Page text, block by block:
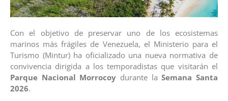
Con el objetivo de preservar uno de los ecosistemas
marinos más frágiles de Venezuela, el Ministerio para el
Turismo (Mintur) ha oficializado una nueva normativa de
convivencia dirigida a los temporadistas que visitarán el
Parque Nacional Morrocoy durante laSemana Santa
2026.